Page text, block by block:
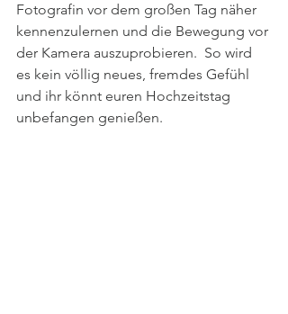
Fotografin vor dem großen Tag näher
kennenzulernen und die Bewegung vor
der Kamera auszuprobieren.  So wird
es kein völlig neues, fremdes Gefühl
und ihr könnt euren Hochzeitstag
unbefangen genießen.